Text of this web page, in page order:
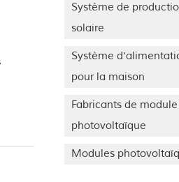
Système de
solaire
Système
pour la maison
Fabricants de module
photovoltaïque
Modules